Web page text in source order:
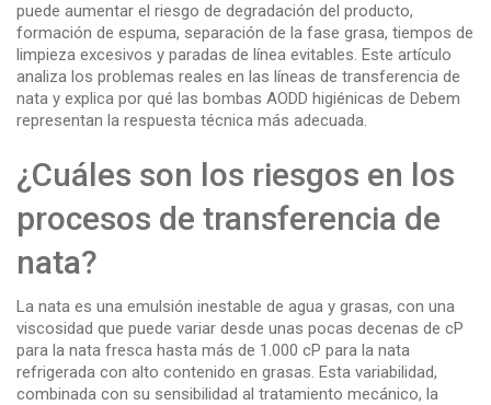
puede aumentar el riesgo de degradación del producto,
formación de espuma, separación de la fase grasa, tiempos de
limpieza excesivos y paradas de línea evitables. Este artículo
analiza los problemas reales en las líneas de transferencia de
nata y explica por qué las bombas AODD higiénicas de Debem
representan la respuesta técnica más adecuada.
¿Cuáles son los riesgos en los
procesos de transferencia de
nata?
La nata es una emulsión inestable de agua y grasas, con una
viscosidad que puede variar desde unas pocas decenas de cP
para la nata fresca hasta más de 1.000 cP para la nata
refrigerada con alto contenido en grasas. Esta variabilidad,
combinada con su sensibilidad al tratamiento mecánico, la